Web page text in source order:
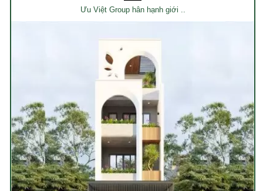
Ưu Việt Group hân hạnh giới ..